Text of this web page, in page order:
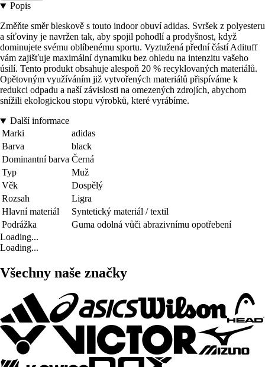
Popis
Změňte směr bleskově s touto indoor obuví adidas. Svršek z polyesteru
a síťoviny je navržen tak, aby spojil pohodlí a prodyšnost, když
dominujete svému oblíbenému sportu. Vyztužená přední částí Adituff
vám zajišťuje maximální dynamiku bez ohledu na intenzitu vašeho
úsilí. Tento produkt obsahuje alespoň 20 % recyklovaných materiálů.
Opětovným využíváním již vytvořených materiálů přispíváme k
redukci odpadu a naší závislosti na omezených zdrojích, abychom
snížili ekologickou stopu výrobků, které vyrábíme.
Další informace
Marki
adidas
Barva
black
Dominantní barva Černá
Typ
Muž
Věk
Dospělý
Rozsah
Ligra
Hlavní materiál
Syntetický materiál / textil
Podrážka
Guma odolná vůči abrazivnímu opotřebení
Loading...
Loading...
Všechny naše značky